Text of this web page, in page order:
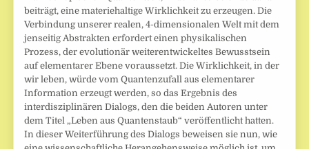
beiträgt, eine materiehaltige Wirklichkeit zu erzeugen. Die
Verbindung unserer realen, 4-dimensionalen Welt mit dem
jenseitig Abstrakten erfordert einen physikalischen
Prozess, der evolutionär weiterentwickeltes Bewusstsein
auf elementarer Ebene voraussetzt. Die Wirklichkeit, in der
wir leben, würde vom Quantenzufall aus elementarer
Information erzeugt werden, so das Ergebnis des
interdisziplinären Dialogs, den die beiden Autoren unter
dem Titel „Leben aus Quantenstaub“ veröffentlicht hatten.
In dieser Weiterführung des Dialogs beweisen sie nun, wie